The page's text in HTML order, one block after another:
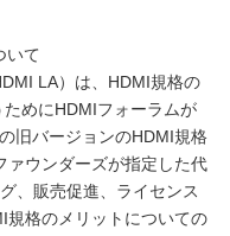
いて
LA）は、HDMI規格の
めにHDMIフォーラムが
旧バージョンのHDMI規格
ァウンダーズが指定した代
、販売促進、ライセンス
規格のメリットについての